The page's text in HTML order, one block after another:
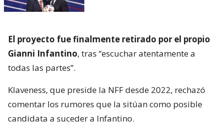
El proyecto fue finalmente retirado por el propio
Gianni Infantino, tras “escuchar atentamente a
todas las partes”.
Klaveness, que preside la NFF desde 2022, rechazó
comentar los rumores que la sitúan como posible
candidata a suceder a Infantino.